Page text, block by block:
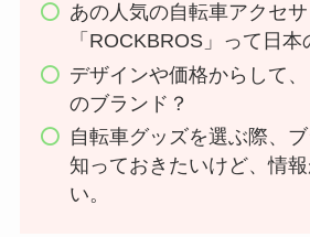
あの人気の自転車アクセ
「ROCKBROS」って日本
デザインや価格からして
のブランド？
自転車グッズを選ぶ際、
知っておきたいけど、情
い。